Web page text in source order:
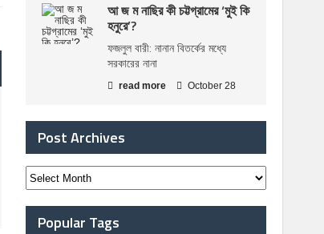
আ জ ম নাছির কী চট্টগ্রামের ‘মুই কি
হনুরে’?
ফজলুল বারী: নানান বিতর্কের মধ্যে
সরকারের নানা
read more October 28
Post Archives
Popular Tags